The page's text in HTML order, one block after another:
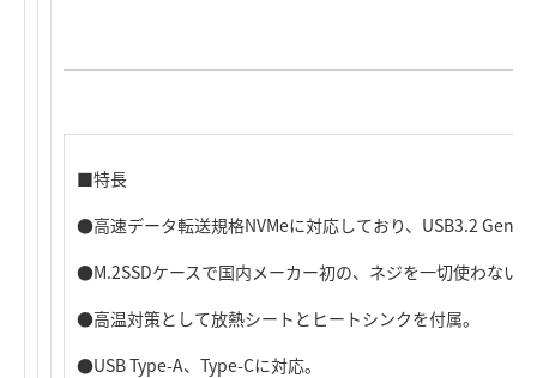
■特長
●高速データ転送規格NVMeに対応しており、USB3.2 Gen2
●M.2SSDケースで国内メーカー初の、ネジを一切使わない
●高温対策として放熱シートとヒートシンクを付属。
●USB Type-A、Type-Cに対応。